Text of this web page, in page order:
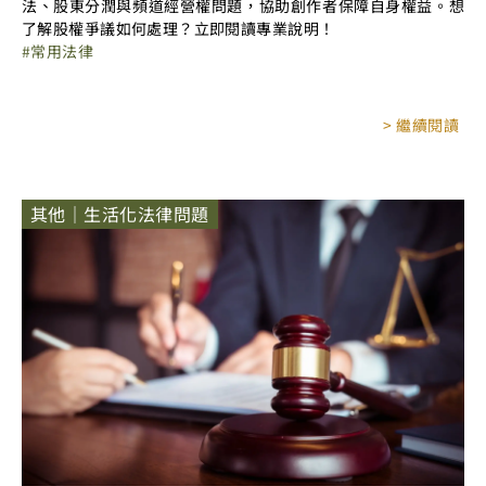
法、股東分潤與頻道經營權問題，協助創作者保障自身權益。想
了解股權爭議如何處理？立即閱讀專業說明！
常用法律
> 繼續閱讀
其他｜生活化法律問題